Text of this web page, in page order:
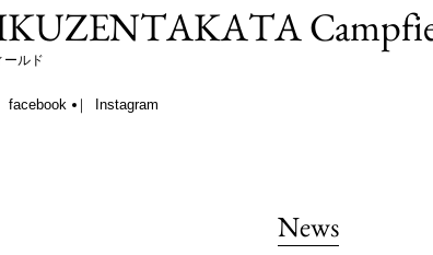
ールド
facebook Instagram
News